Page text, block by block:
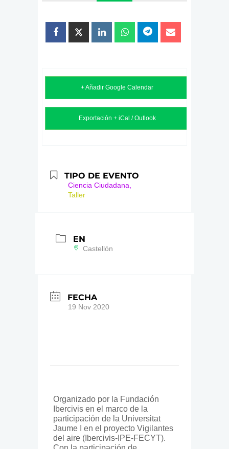
+ Añadir Google Calendar
Exportación + iCal / Outlook
TIPO DE EVENTO
Ciencia Ciudadana,
Taller
EN
Castellón
FECHA
19 Nov 2020
Organizado por la Fundación
Ibercivis en el marco de la
participación de la Universitat
Jaume I en el proyecto Vigilantes
del aire (Ibercivis-IPE-FECYT).